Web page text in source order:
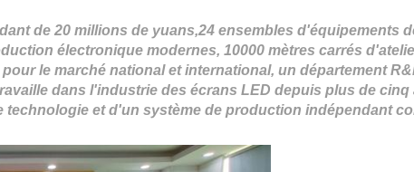
de 20 millions de yuans,24 ensembles d'équipements
électronique modernes, 10000 mètres carrés
le marché national et international, un département
dans l'industrie des écrans LED depuis plus de cinq
et d'un système de production indépendant